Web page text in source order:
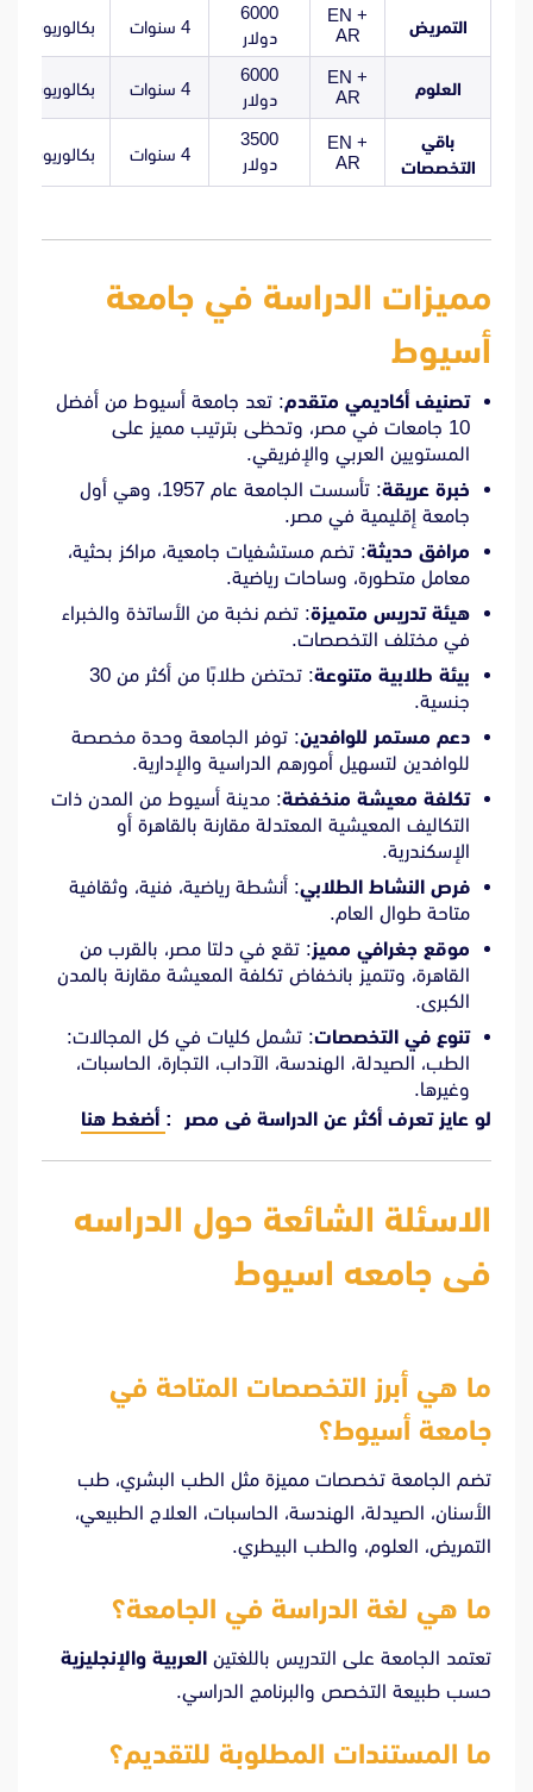
التمريض
EN +
AR
6000
دولار
4 سنوات بكالوريوس
العلوم
EN +
AR
6000
دولار
4 سنوات بكالوريوس
باقي
التخصصات
EN +
AR
3500
دولار
4 سنوات بكالوريوس
مميزات الدراسة في جامعة
أسيوط
تصنيف أكاديمي متقدم: تعد جامعة أسيوط من أفضل
10 جامعات في مصر، وتحظى بترتيب مميز على
المستويين العربي والإفريقي.
خبرة عريقة
: تأسست الجامعة عام 1957، وهي أول
جامعة إقليمية في مصر.
مرافق حديثة: تضم مستشفيات جامعية، مراكز بحثية،
معامل متطورة، وساحات رياضية.
هيئة تدريس متميزة: تضم نخبة من الأساتذة والخبراء
في مختلف التخصصات.
بيئة طلابية متنوعة
: تحتضن طلابًا من أكثر من 30
جنسية.
دعم مستمر للوافدين: توفر الجامعة وحدة مخصصة
للوافدين لتسهيل أمورهم الدراسية والإدارية.
تكلفة معيشة منخفضة: مدينة أسيوط من المدن ذات
التكاليف المعيشية المعتدلة مقارنة بالقاهرة أو
الإسكندرية.
فرص النشاط الطلابي: أنشطة رياضية، فنية، وثقافية
متاحة طوال العام.
موقع جغرافي مميز: تقع في دلتا مصر، بالقرب من
القاهرة، وتتميز بانخفاض تكلفة المعيشة مقارنة بالمدن
الكبرى.
تنوع في التخصصات: تشمل كليات في كل المجالات:
الطب، الصيدلة، الهندسة، الآداب، التجارة، الحاسبات،
وغيرها.
لو عايز تعرف أكثر عن الدراسة فى مصر : أضغط هنا
الاسئلة الشائعة حول الدراسه
فى جامعه اسيوط
ما هي أبرز التخصصات المتاحة في
جامعة أسيوط؟
تضم الجامعة تخصصات مميزة مثل الطب البشري، طب
الأسنان، الصيدلة، الهندسة، الحاسبات، العلاج الطبيعي،
التمريض، العلوم، والطب البيطري.
ما هي لغة الدراسة في الجامعة؟
تعتمد الجامعة على التدريس باللغتين العربية والإنجليزية
حسب طبيعة التخصص والبرنامج الدراسي.
ما المستندات المطلوبة للتقديم؟